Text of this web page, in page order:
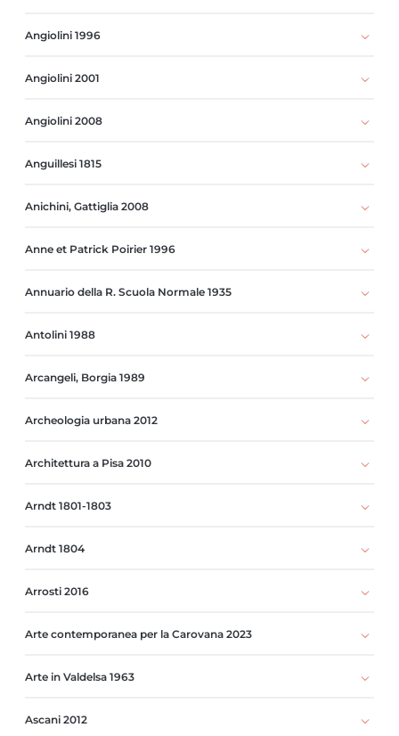
Angiolini 1996
Angiolini 2001
Angiolini 2008
Anguillesi 1815
Anichini, Gattiglia 2008
Anne et Patrick Poirier 1996
Annuario della R. Scuola Normale 1935
Antolini 1988
Arcangeli, Borgia 1989
Archeologia urbana 2012
Architettura a Pisa 2010
Arndt 1801-1803
Arndt 1804
Arrosti 2016
Arte contemporanea per la Carovana 2023
Arte in Valdelsa 1963
Ascani 2012